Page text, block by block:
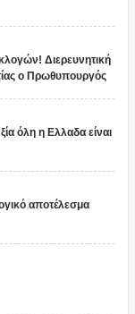
Διερευνητική
ο Πρωθυπουργός
όλη η Ελλαδα είναι
αποτέλεσμα